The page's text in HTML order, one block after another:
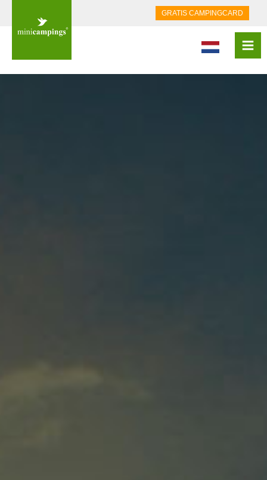
GRATIS CAMPINGCARD